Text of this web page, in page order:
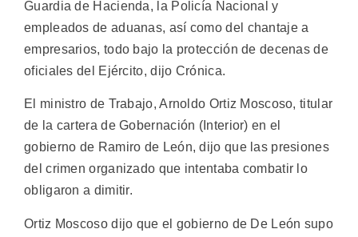
Guardia de Hacienda, la Policía Nacional y
empleados de aduanas, así como del chantaje a
empresarios, todo bajo la protección de decenas de
oficiales del Ejército, dijo Crónica.
El ministro de Trabajo, Arnoldo Ortiz Moscoso, titular
de la cartera de Gobernación (Interior) en el
gobierno de Ramiro de León, dijo que las presiones
del crimen organizado que intentaba combatir lo
obligaron a dimitir.
Ortiz Moscoso dijo que el gobierno de De León supo